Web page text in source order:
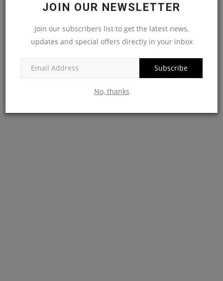
JOIN OUR NEWSLETTER
Join our subscribers list to get the latest news,
updates and special offers directly in your inbox
Subscribe
No, thanks